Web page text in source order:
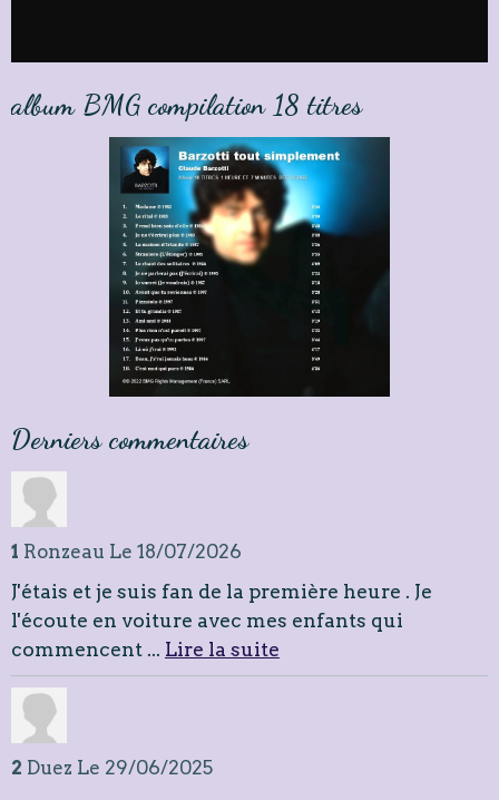
album BMG compilation 18 titres
Derniers commentaires
1 Ronzeau Le 18/07/2026
J'étais et je suis fan de la première heure . Je
l'écoute en voiture avec mes enfants qui
commencent ... Lire la suite
2 Duez Le 29/06/2025